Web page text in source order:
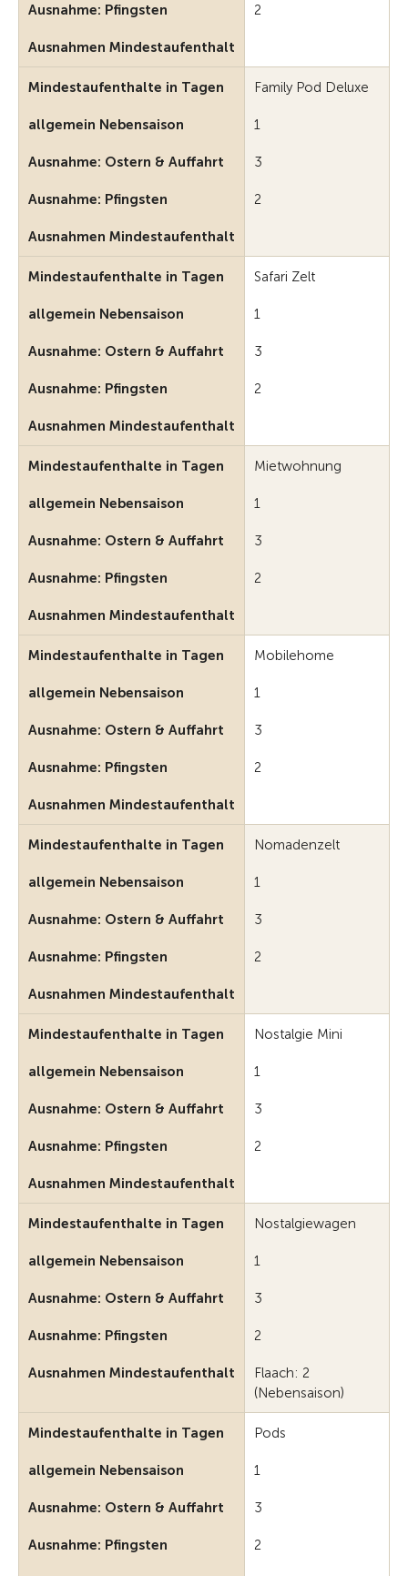
Ausnahme: Pfingsten 2
Ausnahmen Mindestaufenthalt
Mindestaufenthalte in Tagen Family Pod Deluxe
allgemein Nebensaison 1
Ausnahme: Ostern & Auffahrt 3
Ausnahme: Pfingsten 2
Ausnahmen Mindestaufenthalt
Mindestaufenthalte in Tagen Safari Zelt
allgemein Nebensaison 1
Ausnahme: Ostern & Auffahrt 3
Ausnahme: Pfingsten 2
Ausnahmen Mindestaufenthalt
Mindestaufenthalte in Tagen Mietwohnung
allgemein Nebensaison 1
Ausnahme: Ostern & Auffahrt 3
Ausnahme: Pfingsten 2
Ausnahmen Mindestaufenthalt
Mindestaufenthalte in Tagen Mobilehome
allgemein Nebensaison 1
Ausnahme: Ostern & Auffahrt 3
Ausnahme: Pfingsten 2
Ausnahmen Mindestaufenthalt
Mindestaufenthalte in Tagen Nomadenzelt
allgemein Nebensaison 1
Ausnahme: Ostern & Auffahrt 3
Ausnahme: Pfingsten 2
Ausnahmen Mindestaufenthalt
Mindestaufenthalte in Tagen Nostalgie Mini
allgemein Nebensaison 1
Ausnahme: Ostern & Auffahrt 3
Ausnahme: Pfingsten 2
Ausnahmen Mindestaufenthalt
Mindestaufenthalte in Tagen Nostalgiewagen
allgemein Nebensaison 1
Ausnahme: Ostern & Auffahrt 3
Ausnahme: Pfingsten 2
Ausnahmen Mindestaufenthalt
Flaach: 2
(Nebensaison)
Mindestaufenthalte in Tagen Pods
allgemein Nebensaison 1
Ausnahme: Ostern & Auffahrt 3
Ausnahme: Pfingsten 2